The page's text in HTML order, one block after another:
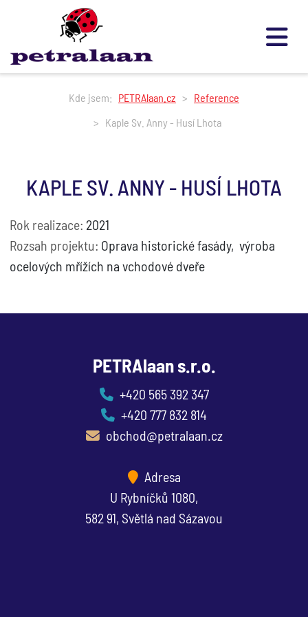
Kde jsem: PETRAlaan.cz
Reference
Kaple Sv. Anny - Husí Lhota
KAPLE SV. ANNY - HUSÍ LHOTA
Rok realizace: 2021
Rozsah projektu: Oprava historické fasády, výroba
ocelových mřížích na vchodové dveře
PETRAlaan s.r.o.
+420 565 392 347
+420 777 832 814
obchod@petralaan.cz
Adresa
U Rybníčků 1080,
582 91, Světlá nad Sázavou